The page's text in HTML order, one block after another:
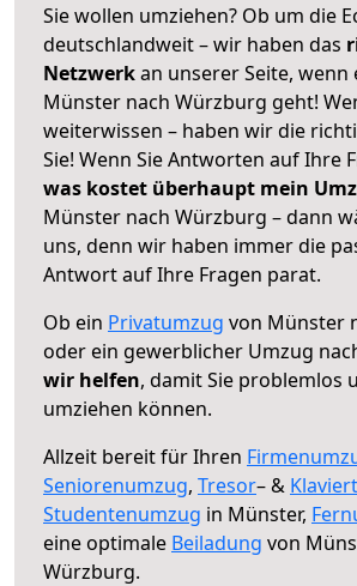
Sie wollen umziehen? Ob um die
deutschlandweit – wir haben das
Netzwerkan unserer Seite, wenn
Münster nach Würzburg geht!
weiterwissen – haben wir die
Sie! Wenn Sie Antworten auf Ihre
was kostet überhaupt mein
Münster nach Würzburg – dann
uns, denn wir haben immer die
Antwort auf Ihre Fragen parat.
Ob ein Privatumzug von Münster
oder ein gewerblicher Umzug
wir helfen, damit Sie problemlos
umziehen können.
Allzeit bereit für Ihren
Seniorenumzug, Tresor– &
Studentenumzug in Münster,
eine optimale Beiladung von
Würzburg.